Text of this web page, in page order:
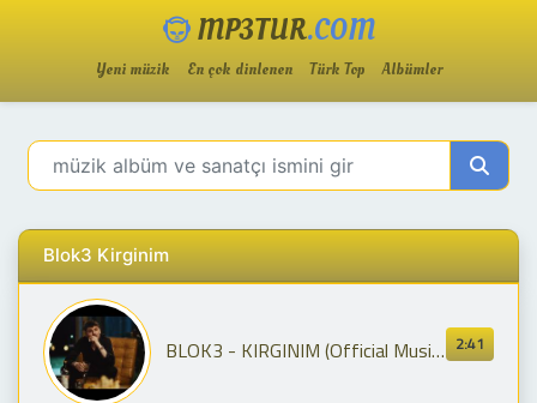
MP3TUR.COM
Yeni müzik En çok dinlenen Türk Top Albümler
Blok3 Kirginim
2:41
BLOK3 - KIRGINIM (Official Music Video)